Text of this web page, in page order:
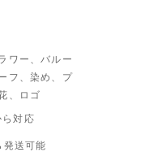
ワー、バルー
フ、染め、プ
、ロゴ
対応
発送可能